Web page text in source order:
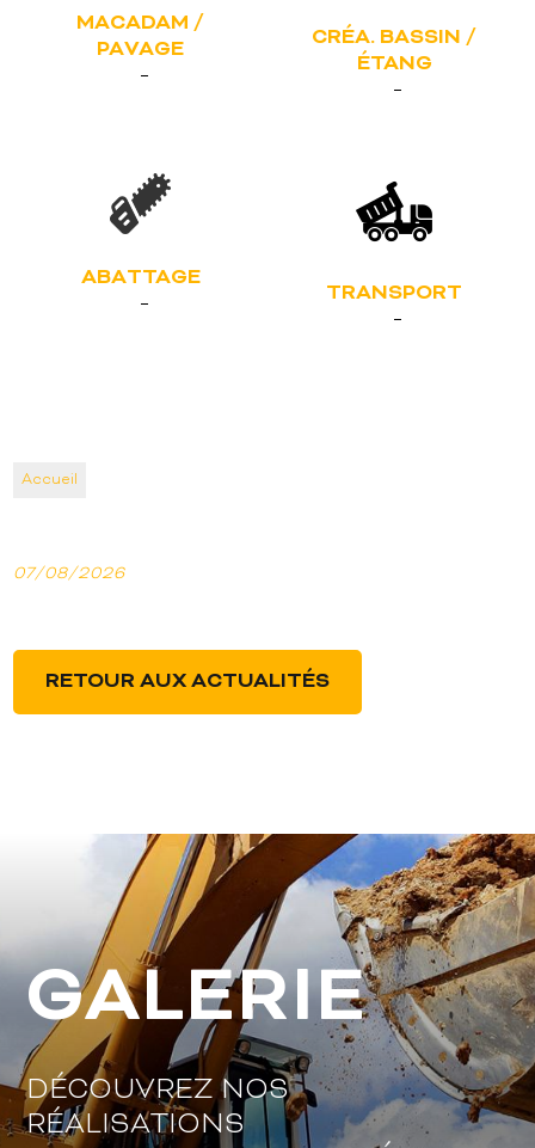
MACADAM /
PAVAGE
CRÉA. BASSIN /
ÉTANG
ABATTAGE
TRANSPORT
Accueil
07/08/2026
RETOUR AUX ACTUALITÉS
GALERIE
DÉCOUVREZ NOS
RÉALISATIONS